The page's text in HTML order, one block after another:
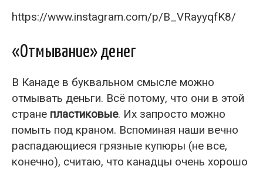
https://www.instagram.com/p/B_VRayyqfK8/
«Отмывание» денег
В Канаде в буквальном смысле можно
отмывать деньги. Всё потому, что они в этой
стране пластиковые. Их запросто можно
помыть под краном. Вспоминая наши вечно
распадающиеся грязные купюры (не все,
конечно), считаю, что канадцы очень хорошо